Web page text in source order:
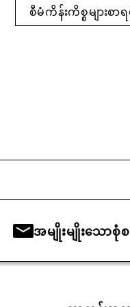
စီမံကိန်းကိစ္စများ
အမျိုးမျိုးသောစုံ